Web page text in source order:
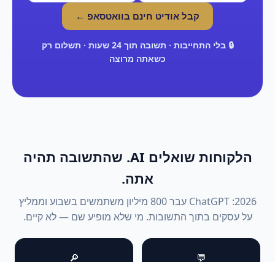
קבל אודיט חינם בוואטסאפ ←
🔒 בלי התחייבות · תשובה תוך 24 שעות · תשלום רק
כשאתה מרוצה
הלקוחות שואלים AI. שהתשובה תהיה
אתה.
2026: ChatGPT עבר 800 מיליון משתמשים בשבוע וממליץ
על עסקים בתוך התשובות. מי שלא מופיע שם — לא קיים.
💬
🔎